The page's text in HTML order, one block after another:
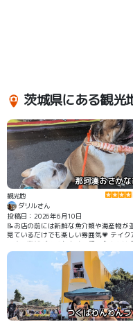
茨城県にある観光
那珂湊おさか
観光地
ダリルさん
投稿日：2026年6月10日
📝お店の前には新鮮な魚介類や海産物が並
見ているだけでも楽しい雰囲気💗 テイク
できる海鮮グルメも多く、飼い主さんは
きを楽しめます🦐
つくばわんわん